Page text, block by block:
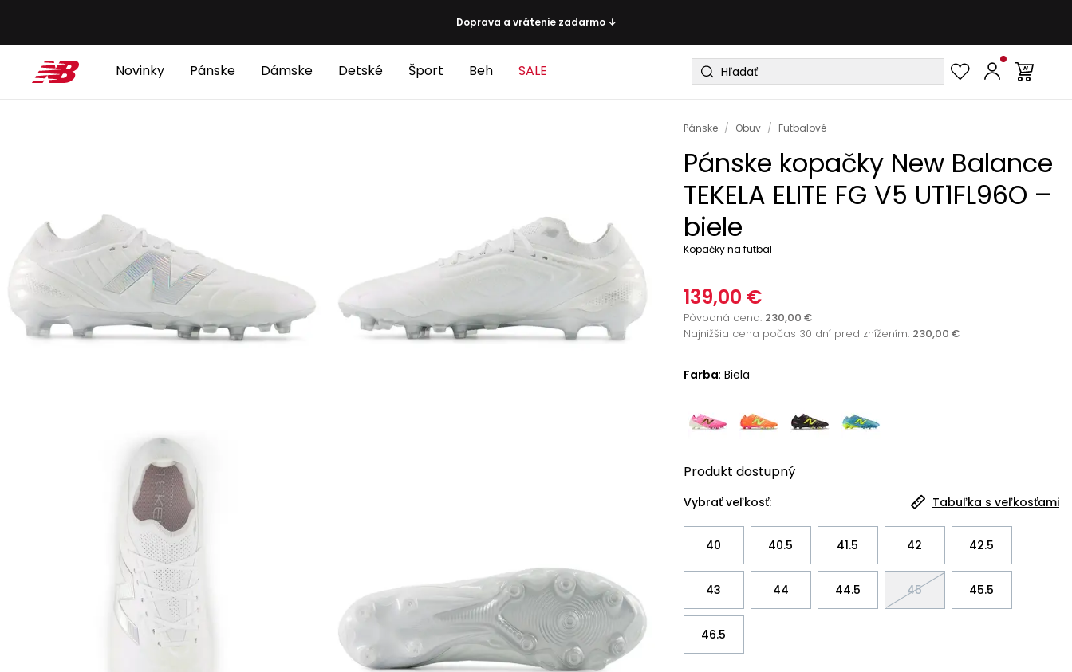
Doprava a vrátenie zadarmo ↓
Novinky Pánske Dámske Detské Šport Beh SALE
Pánske / Obuv / Futbalové
Pánske kopačky New Balance
TEKELA ELITE FG V5 UT1FL96O –
biele
Kopačky na futbal
139,00 €
Pôvodná cena: 230,00 €
Najnižšia cena počas 30 dní pred znížením: 230,00 €
Farba: Biela
Produkt dostupný
Vybrať veľkosť: Tabuľka s veľkosťami
40 40.5 41.5 42 42.5
43 44 44.5 45 45.5
46.5